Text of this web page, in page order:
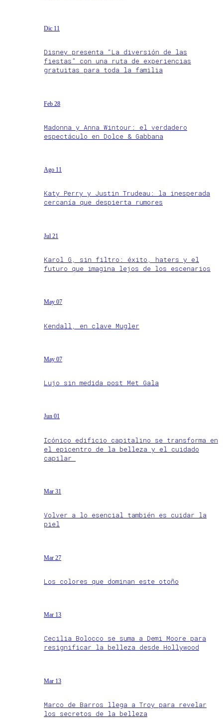
Dic 11
Disney presenta “La diversión de las
fiestas” con una ruta de experiencias
gratuitas para toda la familia
Feb 28
Madonna y Anna Wintour: el verdadero
espectáculo en Dolce & Gabbana
Ago 11
Katy Perry y Justin Trudeau: la inesperada
cercanía que despierta rumores
Jul 21
Karol G, sin filtro: éxito, haters y el
futuro que imagina lejos de los escenarios
May 07
Kendall, en clave Mugler
May 07
Lujo sin medida post Met Gala
Jun 01
Icónico edificio capitalino se transforma en
el epicentro de la belleza y el cuidado
capilar
Mar 31
Volver a lo esencial también es cuidar la
piel
Mar 27
Los colores que dominan este otoño
Mar 13
Cecilia Bolocco se suma a Demi Moore para
resignificar la belleza desde Hollywood
Mar 13
Marco de Barros llega a Troy para revelar
los secretos de la belleza